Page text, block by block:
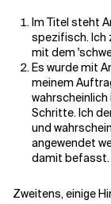
Im Titel steht
spezifisch. Ich
mit dem
Es wurde mit
meinem
wahrscheinlich
Schritte. Ich
und
angewendet
damit befasst.
Zweitens, einige